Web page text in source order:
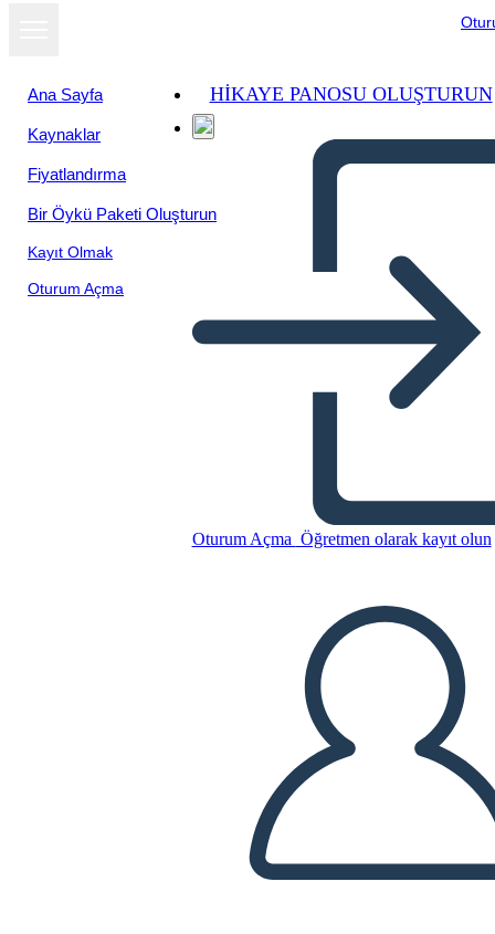
Ana Sayfa
Kaynaklar
Fiyatlandırma
Bir Öykü Paketi Oluşturun
Kayıt Olmak
Oturum Açma
HIKAYE PANOSU OLUŞTURUN
Oturum Açma Öğretmen olarak kayıt olun
Masa Oyunu
Bu Öykü Panosunu kopyala
BİR HİKAYE PANOSU OLUŞTUR